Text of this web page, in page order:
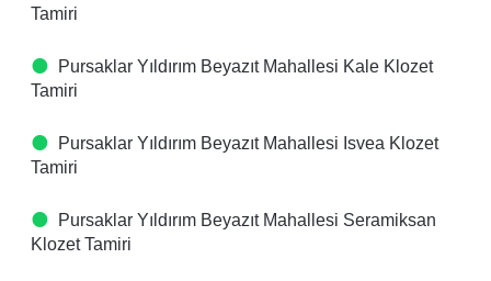
Tamiri
Pursaklar Yıldırım Beyazıt Mahallesi Kale Klozet
Tamiri
Pursaklar Yıldırım Beyazıt Mahallesi Isvea Klozet
Tamiri
Pursaklar Yıldırım Beyazıt Mahallesi Seramiksan
Klozet Tamiri